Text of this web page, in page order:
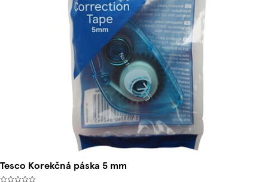
Tesco Korekčná páska 5 mm